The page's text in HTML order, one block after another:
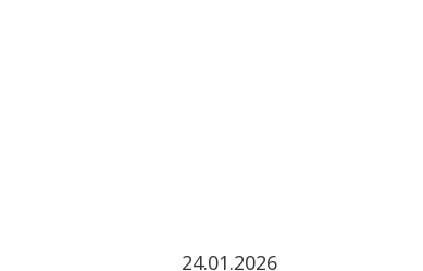
24.01.2026